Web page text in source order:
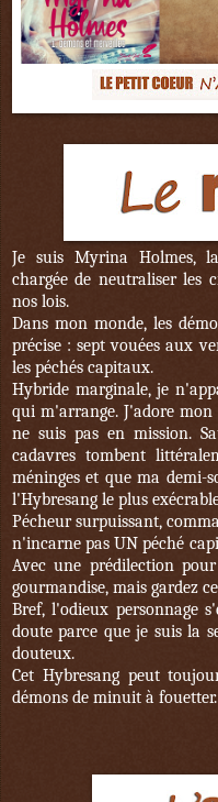
Je suis Myrina Holmes,
chargée de neutraliser les
nos lois.
Dans mon monde, les
précise : sept vouées aux
les péchés capitaux.
Hybride marginale, je
qui m'arrange. J'adore
ne suis pas en mission.
cadavres tombent
méninges et que ma demi-
l'Hybresang le plus
Pécheur surpuissant,
n'incarne pas UN péché
Avec une prédilection
gourmandise, mais gardez
Bref, l'odieux personnage
doute parce que je suis la
douteux.
Cet Hybresang peut
démons de minuit à fouetter.